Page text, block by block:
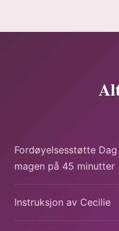
Fordøyelsesstøtte
magen på 45 minutter
Instruksjon av Cecilie